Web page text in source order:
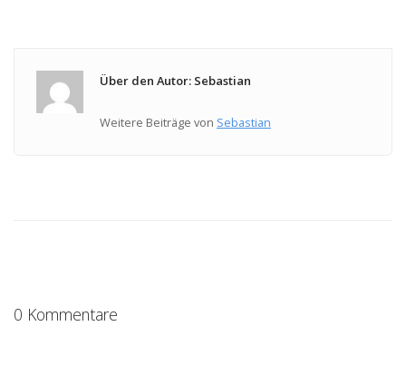
Über den Autor: Sebastian
Weitere Beiträge von Sebastian
0 Kommentare